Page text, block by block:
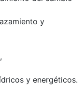
y
y energéticos.